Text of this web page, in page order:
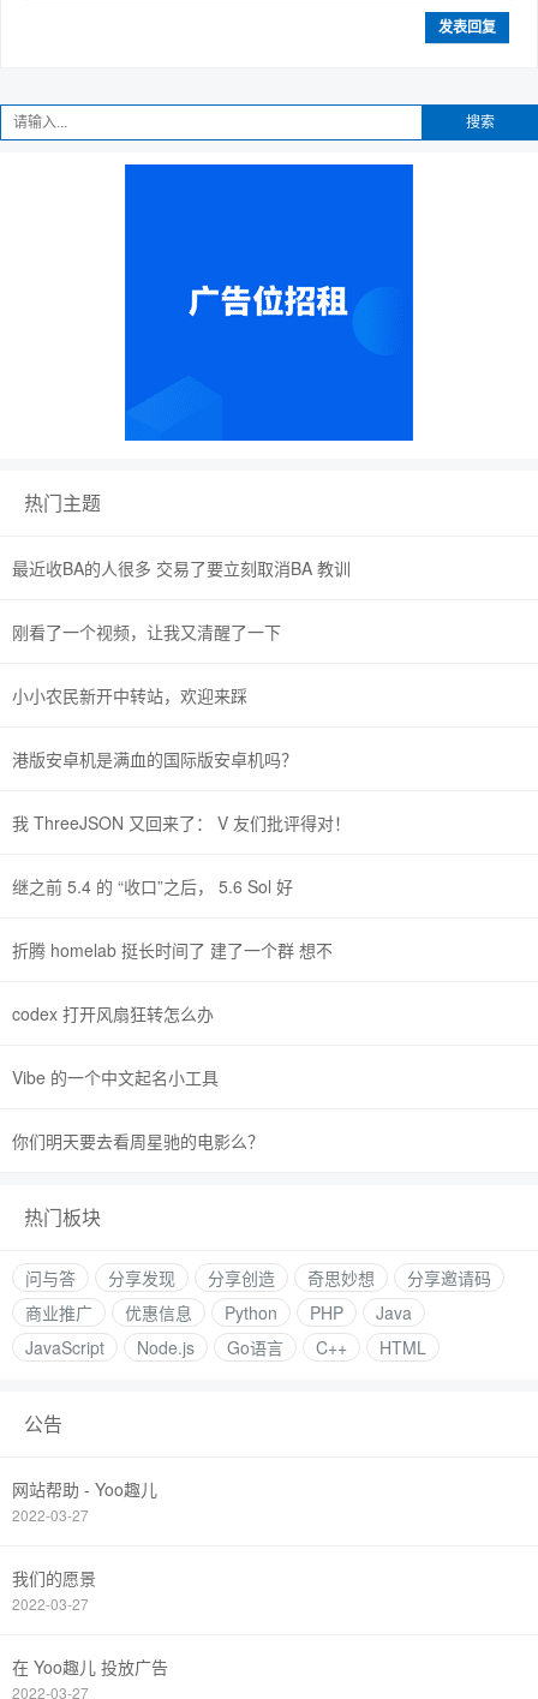
发表回复
搜索
热门主题
最近收BA的人很多 交易了要立刻取消BA 教训
刚看了一个视频，让我又清醒了一下
小小农民新开中转站，欢迎来踩
港版安卓机是满血的国际版安卓机吗？
我 ThreeJSON 又回来了： V 友们批评得对！
继之前 5.4 的 “收口”之后， 5.6 Sol 好
折腾 homelab 挺长时间了 建了一个群 想不
codex 打开风扇狂转怎么办
Vibe 的一个中文起名小工具
你们明天要去看周星驰的电影么？
热门板块
问与答 分享发现 分享创造 奇思妙想
分享邀请码
商业推广
优惠信息 Python PHP
Java
JavaScript
Node.js Go语言 C++ HTML
公告
网站帮助 - Yoo趣儿
2022-03-27
我们的愿景
2022-03-27
在 Yoo趣儿 投放广告
2022-03-27